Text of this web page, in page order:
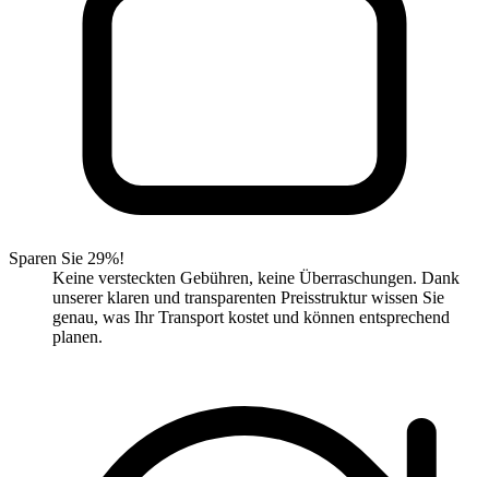
Sparen Sie 29%!
Keine versteckten Gebühren, keine Überraschungen. Dank
unserer klaren und transparenten Preisstruktur wissen Sie
genau, was Ihr Transport kostet und können entsprechend
planen.